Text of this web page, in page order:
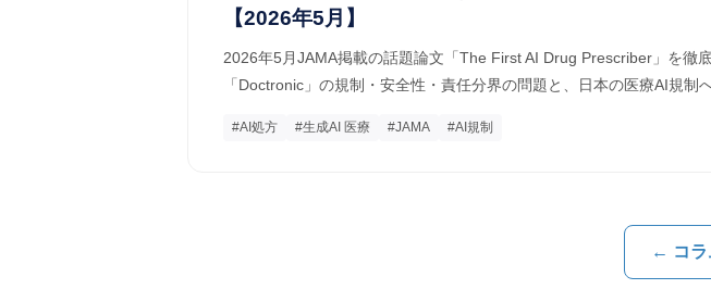
【2026年5月】
2026年5月JAMA掲載の話題論文「The First AI Drug Prescriber」を徹
「Doctronic」の規制・安全性・責任分界の問題と、日本の医療AI規制
#AI処方 #生成AI 医療 #JAMA #AI規制
← コラ